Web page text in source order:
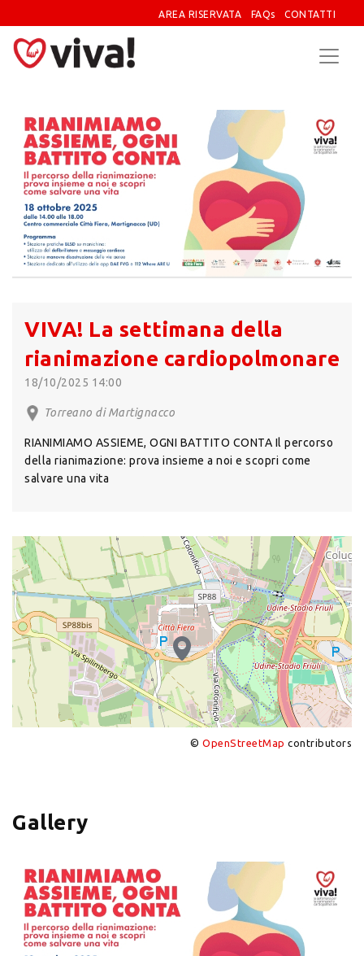
AREA RISERVATA FAQs CONTATTI
VIVA! La settimana della
rianimazione cardiopolmonare
18/10/2025 14:00
Torreano di Martignacco
RIANIMIAMO ASSIEME, OGNI BATTITO CONTA Il percorso
della rianimazione: prova insieme a noi e scopri come
salvare una vita
© OpenStreetMap contributors
Gallery